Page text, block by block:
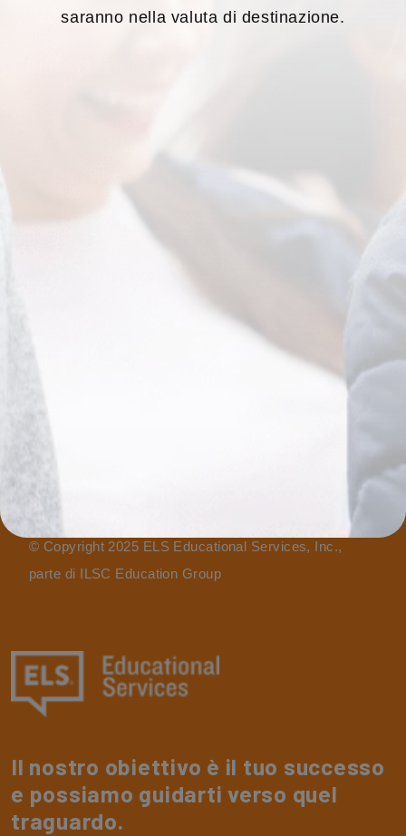
Il nostro obiettivo è il tuo successo
e possiamo guidarti verso quel
traguardo.
© Copyright 2025 ELS Educational Services, Inc.,
parte di ILSC Education Group
saranno nella valuta di destinazione.
Giorno: